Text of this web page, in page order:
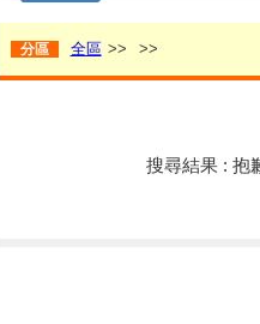
分區 全區 >> >>
搜尋結果 : 抱